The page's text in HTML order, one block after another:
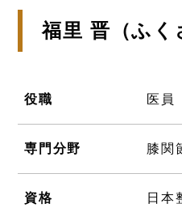
福里 晋（ふく
役職 医員
専門分野 膝関
資格
日本